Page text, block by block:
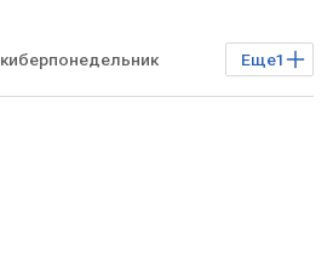
Еще1
киберпонедельник